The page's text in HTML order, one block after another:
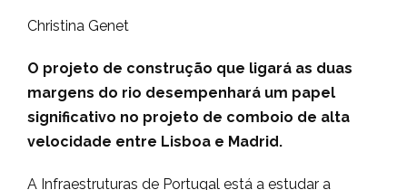
Christina Genet
O projeto de construção que ligará as duas
margens do rio desempenhará um papel
significativo no projeto de comboio de alta
velocidade entre Lisboa e Madrid.
A Infraestruturas de Portugal está a estudar a